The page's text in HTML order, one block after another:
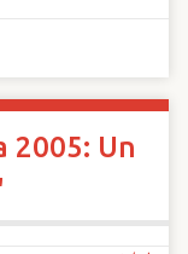
2005: Un